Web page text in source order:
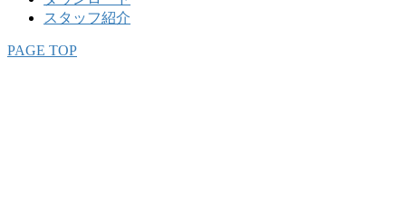
スタッフ紹介
PAGE TOP